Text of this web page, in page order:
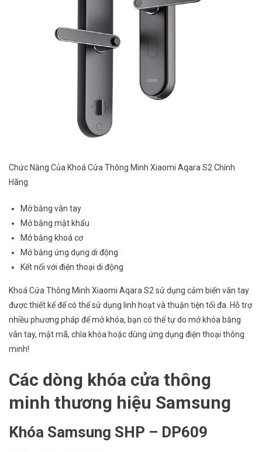
Chức Năng Của Khoá Cửa Thông Minh Xiaomi Aqara S2 Chính
Hãng
Mở bằng vân tay
Mở bằng mật khẩu
Mở bằng khoá cơ
Mở bằng ứng dụng di động
Kết nối với điện thoại di động
Khoá Cửa Thông Minh Xiaomi Aqara S2 sử dụng cảm biến vân tay
được thiết kế để có thể sử dụng linh hoạt và thuận tiện tối đa. Hỗ trợ
nhiều phương pháp để mở khóa, bạn có thể tự do mở khóa bằng
vân tay, mật mã, chìa khóa hoặc dùng ứng dụng điện thoại thông
minh!
Các dòng khóa cửa thông
minh thương hiệu Samsung
Khóa Samsung SHP – DP609